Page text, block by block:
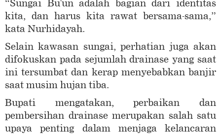
“Sungai Bu'un adalah bagian dari identitas
kita, dan harus kita rawat bersama-sama,”
kata Nurhidayah.
Selain kawasan sungai, perhatian juga akan
difokuskan pada sejumlah drainase yang saat
ini tersumbat dan kerap menyebabkan banjir
saat musim hujan tiba.
Bupati mengatakan, perbaikan dan
pembersihan drainase merupakan salah satu
upaya penting dalam menjaga kelancaran